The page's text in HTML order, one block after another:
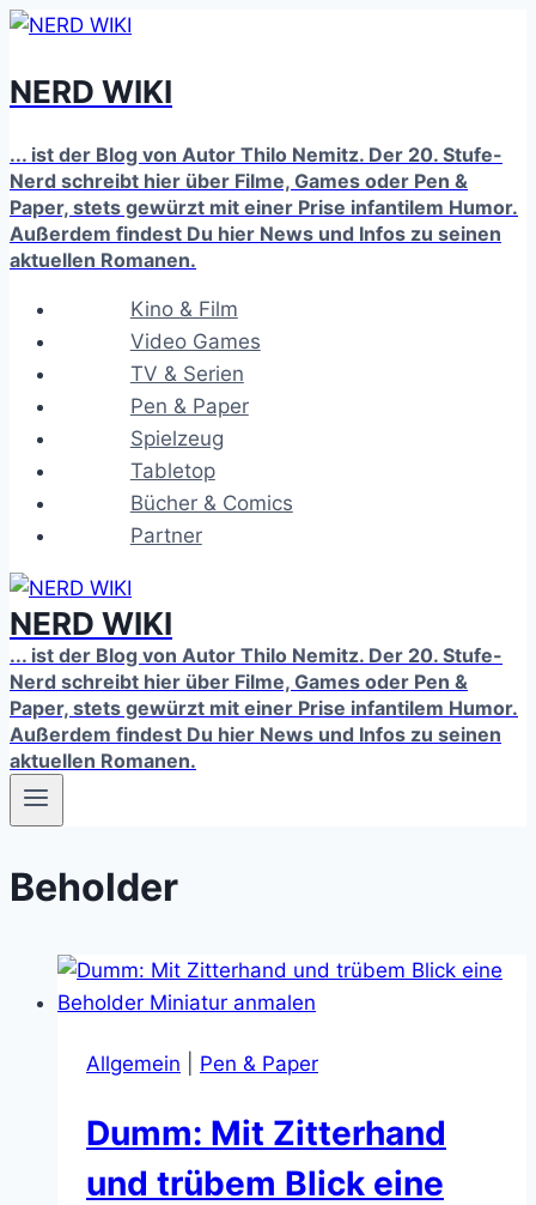
Zum
springen
NERD WIKI
... ist der Blog von Autor Thilo Nemitz. Der 20. Stufe-
Nerd schreibt hier über Filme, Games oder Pen &
Paper, stets gewürzt mit einer Prise infantilem Humor.
Außerdem findest Du hier News und Infos zu seinen
aktuellen Romanen.
Kino & Film
Video Games
TV & Serien
Pen & Paper
Spielzeug
Tabletop
Bücher & Comics
Partner
NERD WIKI
... ist der Blog von Autor Thilo Nemitz. Der 20. Stufe-
Nerd schreibt hier über Filme, Games oder Pen &
Paper, stets gewürzt mit einer Prise infantilem Humor.
Außerdem findest Du hier News und Infos zu seinen
aktuellen Romanen.
Beholder
Allgemein Pen & Paper
Dumm: Mit Zitterhand
und trübem Blick eine